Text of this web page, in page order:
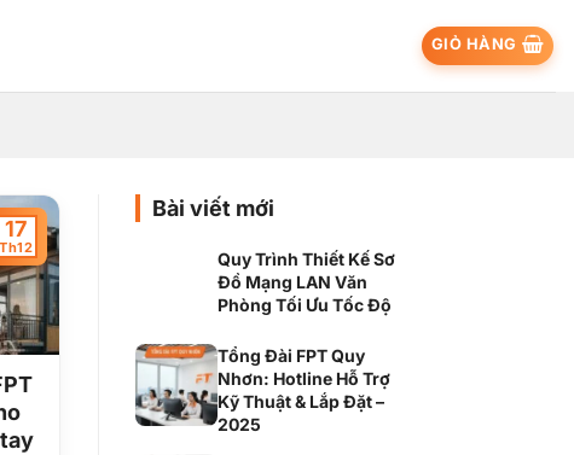
GIỎ HÀNG
17
Th12
Bài viết mới
Quy Trình Thiết Kế Sơ
Đồ Mạng LAN Văn
Phòng Tối Ưu Tốc Độ
Tổng Đài FPT Quy
Nhơn: Hotline Hỗ Trợ
Kỹ Thuật & Lắp Đặt –
2025